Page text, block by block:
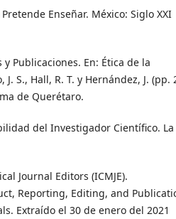
Pretende Enseñar. México: Siglo XXI
y Publicaciones. En: Ética de la
S., Hall, R. T. y Hernández, J. (pp.
de Querétaro.
del Investigador Científico. La
Journal Editors (ICMJE).
Reporting, Editing, and
Extraído el 30 de enero del 2021